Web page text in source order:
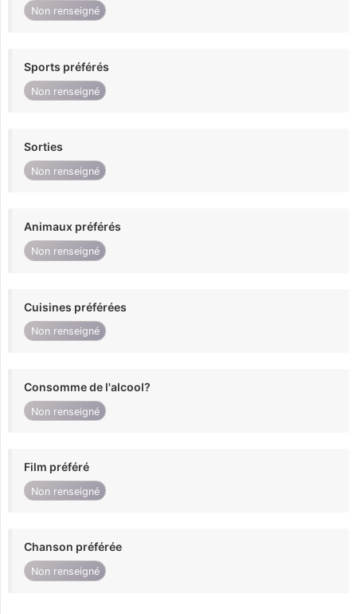
Non renseigné
Sports préférés
Non renseigné
Sorties
Non renseigné
Animaux préférés
Non renseigné
Cuisines préférées
Non renseigné
Consomme de l'alcool?
Non renseigné
Film préféré
Non renseigné
Chanson préférée
Non renseigné